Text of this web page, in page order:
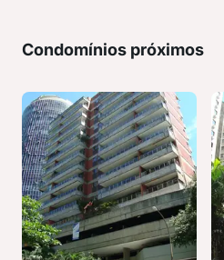
Condomínios próximos